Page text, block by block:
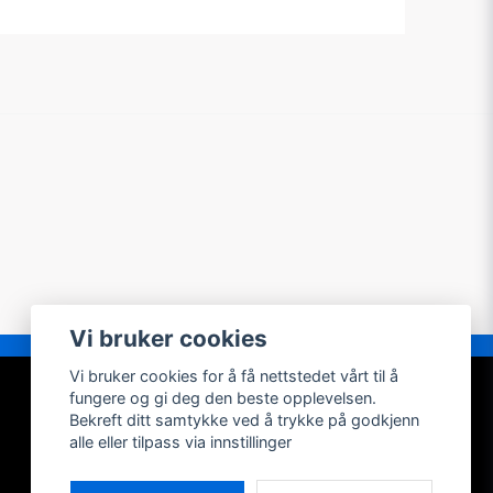
MIN KONTO
Logg inn
Vi bruker cookies
Vi bruker cookies for å få nettstedet vårt til å
fungere og gi deg den beste opplevelsen.
Bekreft ditt samtykke ved å trykke på godkjenn
alle eller tilpass via innstillinger